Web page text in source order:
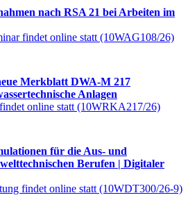
nach RSA 21 bei Arbeiten im
findet online statt (10WAG108/26)
Merkblatt DWA-M 217
Anlagen
online statt (10WRKA217/26)
für die Aus- und
Berufen | Digitaler
findet online statt (10WDT300/26-9)